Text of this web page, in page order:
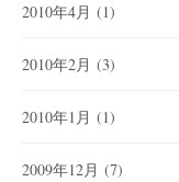
2010年4月 (1)
2010年2月 (3)
2010年1月 (1)
2009年12月 (7)